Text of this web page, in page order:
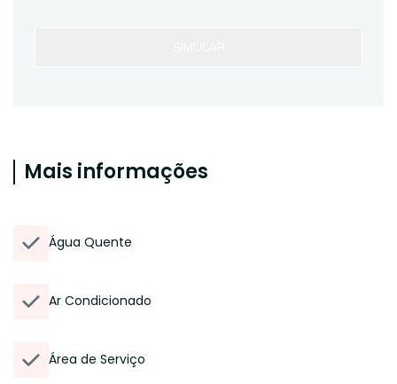
Mais informações
Água Quente
Ar Condicionado
Área de Serviço